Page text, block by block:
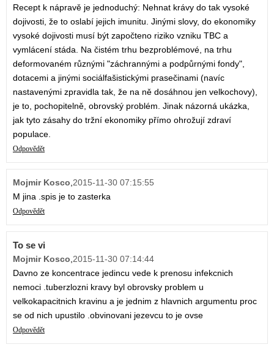
Recept k nápravě je jednoduchý: Nehnat krávy do tak vysoké
dojivosti, že to oslabí jejich imunitu. Jinými slovy, do ekonomiky
vysoké dojivosti musí být započteno riziko vzniku TBC a
vymlácení stáda. Na čistém trhu bezproblémové, na trhu
deformovaném různými "záchrannými a podpůrnými fondy",
dotacemi a jinými sociálfašistickými prasečinami (navíc
nastavenými zpravidla tak, že na ně dosáhnou jen velkochovy),
je to, pochopitelně, obrovský problém. Jinak názorná ukázka,
jak tyto zásahy do tržní ekonomiky přímo ohrožují zdraví
populace.
Odpovědět
Mojmir Kosco,2015-11-30 07:15:55
M jina .spis je to zasterka
Odpovědět
To se vi
Mojmir Kosco,2015-11-30 07:14:44
Davno ze koncentrace jedincu vede k prenosu infekcnich
nemoci .tuberzlozni kravy byl obrovsky problem u
velkokapacitnich kravinu a je jednim z hlavnich argumentu proc
se od nich upustilo .obvinovani jezevcu to je ovse
Odpovědět